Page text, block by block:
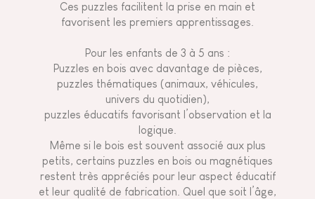
Ces puzzles facilitent la prise en main et
favorisent les premiers apprentissages.
Pour les enfants de 3 à 5 ans :
Puzzles en bois avec davantage de pièces,
puzzles thématiques (animaux, véhicules,
univers du quotidien),
puzzles éducatifs favorisant l’observation et la
logique.
Même si le bois est souvent associé aux plus
petits, certains puzzles en bois ou magnétiques
restent très appréciés pour leur aspect éducatif
et leur qualité de fabrication. Quel que soit l’âge,